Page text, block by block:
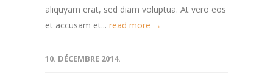
aliquyam erat, sed diam voluptua. At vero eos
et accusam et... read more →
10. DÉCEMBRE 2014.